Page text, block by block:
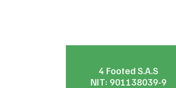
4 Footed S.A.S
NIT: 901138039-9